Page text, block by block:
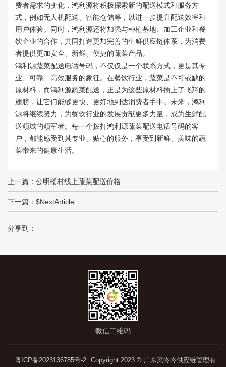
费者需求的变化，鸿利源将积极探索新的配送模式和服务方
式，例如无人机配送、智能仓储等，以进一步提升配送效率和
用户体验。同时，鸿利源还将加强与种植基地、加工企业和餐
饮企业的合作，共同打造更加完善的生鲜供应链体系，为消费
者提供更加安全、新鲜、便捷的蔬菜产品。
鸿利源蔬菜配送电话号码，不仅仅是一个联系方式，更是其专
业、可靠、高效服务的象征。在餐饮行业，蔬菜是不可或缺的
原材料，而鸿利源蔬菜配送，正是为这些原材料插上了飞翔的
翅膀，让它们能够更快、更好地到达消费者手中。未来，鸿利
源将继续努力，为餐饮行业的发展贡献更多力量，成为生鲜配
送领域的领军者。每一个拨打鸿利源蔬菜配送电话号码的客
户，都能感受到其专业、贴心的服务，享受到新鲜、美味的蔬
菜带来的健康生活。
上一篇： 公明楼村线上蔬菜配送价格
下一篇：$NextArticle
分享到：
微信二维码
粤ICP备2023136785号-2 Copyright 2023 © 广东菜咚咚供应链管理有